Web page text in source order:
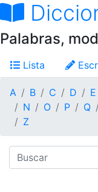
Palabras,
Lista
A B C D E
N
O P Q
Z